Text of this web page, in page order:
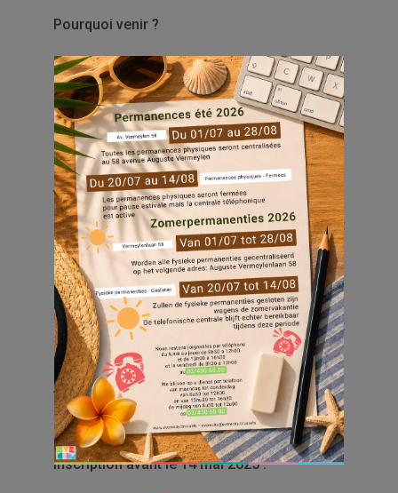
Pourquoi venir ?
✔️ Découvrir un métier recherché
✔️ Participer à un chantier dans votre
quartier
✔️ Poser toutes vos questions à la SLRB,
Actiris et Bruxelles Formation
✔️ Vous inscrire à une formation gratuite et
professionnalisante
Lieu : Local communautaire « Au Point
Commun »
Avenue F. Léger 36 – 1040 Evere
Inscription avant le 14 mai 2025 :